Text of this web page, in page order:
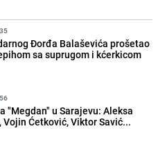
Đorđa Balaševića prošetao
sa suprugom i kćerkicom
"Megdan" u Sarajevu: Aleksa
Vojin Ćetković, Viktor Savić...